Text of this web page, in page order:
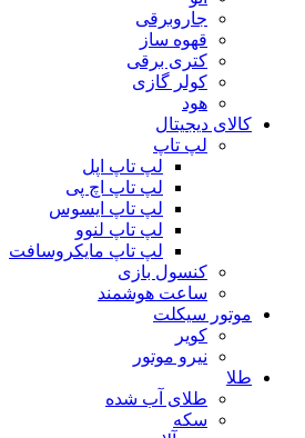
جاروبرقی
قهوه ساز
کتری برقی
کولر گازی
هود
کالای دیجیتال
لپ تاپ
لپ تاپ اپل
لپ تاپ اچ پی
لپ تاپ ایسوس
لپ تاپ لنوو
لپ تاپ مایکروسافت
کنسول بازی
ساعت هوشمند
موتور سیکلت
کویر
نیرو موتور
طلا
طلای آب شده
سکه